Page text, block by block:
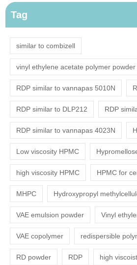
Tag
similar to combizell
vinyl ethylene acetate polymer powder
RDP similar to vannapas 5010N
RDP similar to DLP212 RDP
RDP similar to vannapas 4023N
Low viscosity HPMC
high viscosity HPMC HPMC for
MHPC Hydroxypropyl
VAE emulsion powder Vinyl
VAE copolymer redispersible
RD powder RDP high